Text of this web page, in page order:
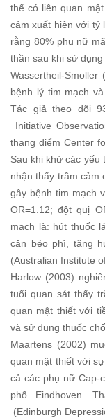
thế có liên quan
cảm xuất hiện với tỷ
rằng 80% phụ nữ
thần sau khi sử
Wassertheil-
bệnh lý tim mạch
Tác giả theo dõi
Initiative
thang điểm Center
Sau khi khử các yếu
nhận thấy trầm cảm
gây bệnh tim mạch
OR=1.12; đột quị
mạch là: hút thuốc
cân béo phì, tăng
(Australian Institute
Harlow (2003)
tuổi quan sát thấy
quan mật thiết với
và sử dụng thuốc
Maartens (2002)
quan mật thiết với
cả các phụ nữ Cap-
phố Eindhoven.
(Edinburgh